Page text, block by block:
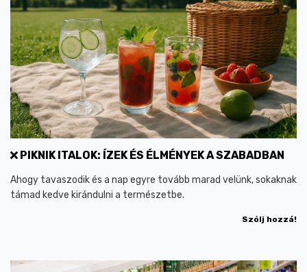
PIKNIK ITALOK: ÍZEK ÉS ÉLMÉNYEK A SZABADBAN
Ahogy tavaszodik és a nap egyre tovább marad velünk, sokaknak
támad kedve kirándulni a természetbe.
Szólj hozzá!